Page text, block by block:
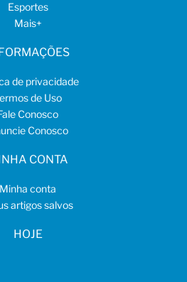
Esportes
Mais+
de privacidade
de Uso
Conosco
Conosco
CONTA
Minha conta
artigos salvos
HOJE